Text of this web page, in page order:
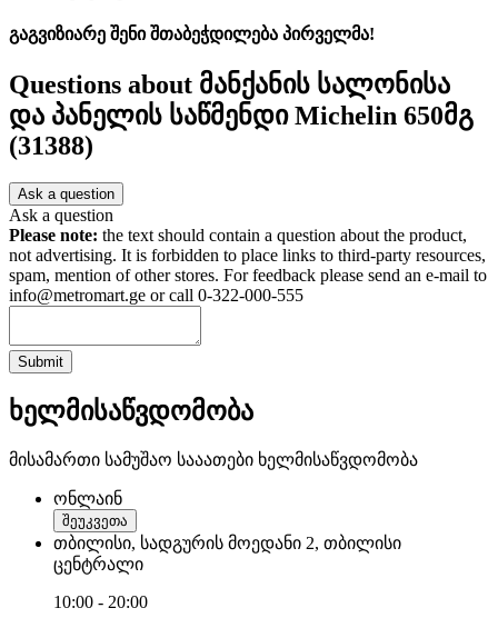
გაგვიზიარე შენი შთაბეჭდილება პირველმა!
Questions about მანქანის სალონისა
და პანელის საწმენდი Michelin 650მგ
(31388)
Ask a question
Ask a question
Please note: the text should contain a question about the product,
not advertising. It is forbidden to place links to third-party resources,
spam, mention of other stores. For feedback please send an e-mail to
info@metromart.ge or call 0-322-000-555
Submit
ხელმისაწვდომობა
მისამართი სამუშაო სააათები ხელმისაწვდომობა
ონლაინ
შეუკვეთა
თბილისი, სადგურის მოედანი 2, თბილისი
ცენტრალი
10:00 - 20:00